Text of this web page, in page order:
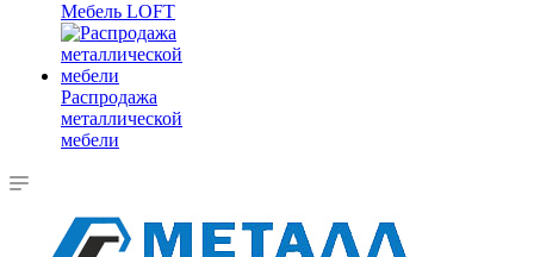
Мебель LOFT
Распродажа
металлической
мебели